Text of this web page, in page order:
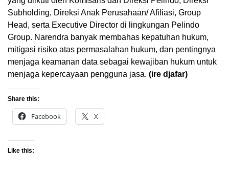
Subholding, Direksi Anak Perusahaan/ Afiliasi, Group
Head, serta Executive Director di lingkungan Pelindo
Group. Narendra banyak membahas kepatuhan hukum,
mitigasi risiko atas permasalahan hukum, dan pentingnya
menjaga keamanan data sebagai kewajiban hukum untuk
menjaga kepercayaan pengguna jasa. (ire djafar)
Share this:
Facebook X
Like this: